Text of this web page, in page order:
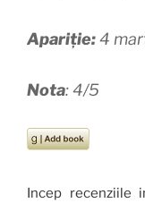
Apariție:4
Nota: 4/5
Incep